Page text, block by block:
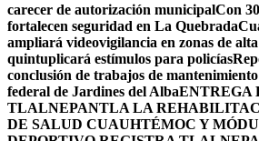
carecer de autorización municipalCon
fortalecen seguridad en La Quebrada
ampliará videovigilancia en zonas de
quintuplicará estímulos para policías
conclusión de trabajos de
federal de Jardines del AlbaENTREGA
TLALNEPANTLA LA
DE SALUD CUAUHTÉMOC Y